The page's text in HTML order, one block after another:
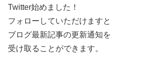
Twitter始めました！
フォローしていただけますと
ブログ最新記事の更新通知を
受け取ることができます。